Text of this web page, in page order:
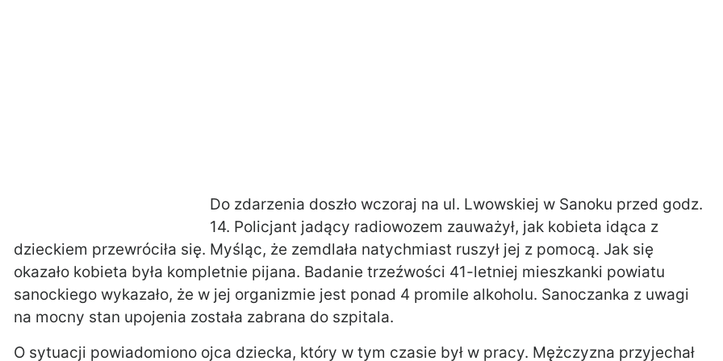
Do zdarzenia doszło wczoraj na ul. Lwowskiej w Sanoku przed godz.
14. Policjant jadący radiowozem zauważył, jak kobieta idąca z
dzieckiem przewróciła się. Myśląc, że zemdlała natychmiast ruszył jej z pomocą. Jak się
okazało kobieta była kompletnie pijana. Badanie trzeźwości 41-letniej mieszkanki powiatu
sanockiego wykazało, że w jej organizmie jest ponad 4 promile alkoholu. Sanoczanka z uwagi
na mocny stan upojenia została zabrana do szpitala.
O sytuacji powiadomiono ojca dziecka, który w tym czasie był w pracy. Mężczyzna przyjechał